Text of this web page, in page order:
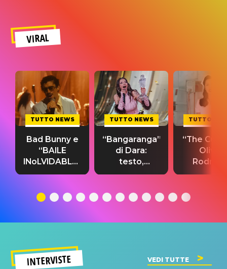
VIRAL
TUTTO NEWS
Bad Bunny e
“BAILE
INoLVIDABLE”:
testo,
significato
TUTTO NEWS
“Bangaranga”
di Dara:
testo,
traduzione e
del singolo
TUTTO
“The
Olivia
testo,
INTERVISTE VEDI TUTTE